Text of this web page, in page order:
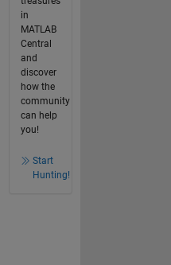
in
MATLAB
Central
and
discover
how the
community
can help
you!
Start
Hunting!